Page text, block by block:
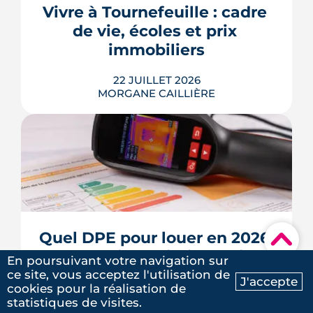
Ma recherche Contactez-nous
▾
appel de fonds. Avec des taux autour
de 3,2 % en 2026, la note grimpe vite.
Voici les leviers concrets pour r...
LIRE L'ARTICLE
Vivre à Tournefeuille : cadre
de vie, écoles et prix
immobiliers
22 JUILLET 2026
MORGANE CAILLIÈRE
Écoles, base de loisirs, transports,
projets urbains et prix au m2 : le guide
3e ville de Haute-Garonne.
LIRE L'ARTICLE
Quel DPE pour louer en 2026
? Règles, interdictions, aides
20 JUILLET 2026
MORGANE CAILLIÈRE
En poursuivant votre navigation sur
ce site, vous acceptez l'utilisation de
cookies pour la réalisation de
statistiques de visites.
J'accepte